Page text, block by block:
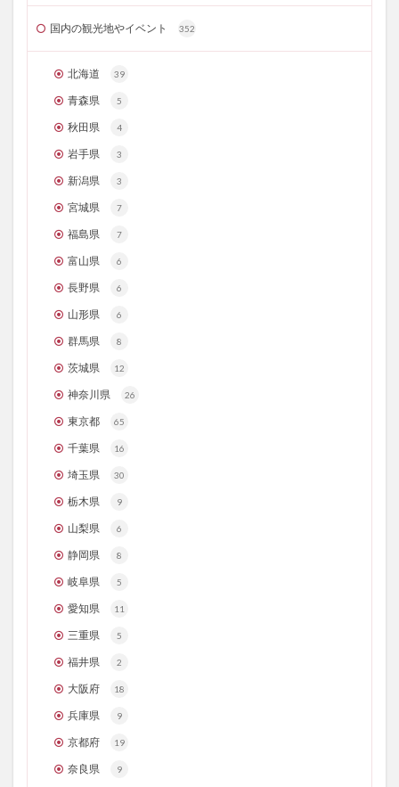
国内の観光地やイベント 352
北海道 39
青森県 5
秋田県 4
岩手県 3
新潟県 3
宮城県 7
福島県 7
富山県 6
長野県 6
山形県 6
群馬県 8
茨城県 12
神奈川県 26
東京都 65
千葉県 16
埼玉県 30
栃木県 9
山梨県 6
静岡県 8
岐阜県 5
愛知県 11
三重県 5
福井県 2
大阪府 18
兵庫県 9
京都府 19
奈良県 9